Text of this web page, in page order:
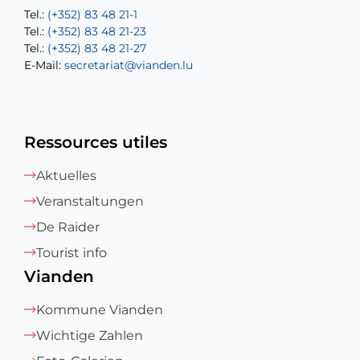
Tel.: (+352) 83 48 21-1
Tel.: (+352) 83 48 21-23
Tel.: (+352) 83 48 21-27
E-Mail: secretariat@vianden.lu
Tel.: (+352) 83 48 21-20
Tel.: (+352) 83 48 21-22
E-Mail:sofia.carvalho@vianden.lu
E-Mail: diane.storn@vianden.lu
Ressources utiles
Aktuelles
Veranstaltungen
De Raider
Tourist info
Vianden
Kommune Vianden
Wichtige Zahlen